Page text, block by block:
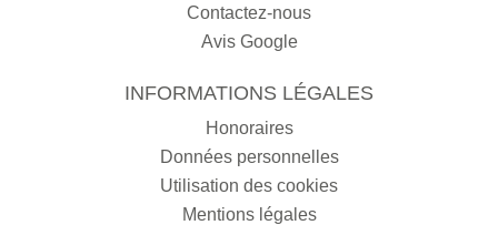
Contactez-nous
Avis Google
INFORMATIONS LÉGALES
Honoraires
Données personnelles
Utilisation des cookies
Mentions légales